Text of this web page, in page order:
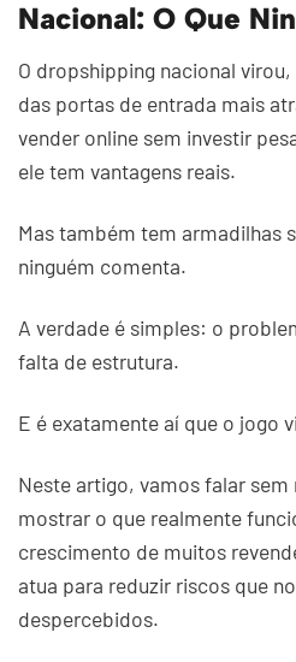
Nacional: O Que
O dropshipping nacional
das portas de entrada mais
vender online sem investir
ele tem vantagens reais.
Mas também tem armadilhas
ninguém comenta.
A verdade é simples: o
falta de estrutura.
E é exatamente aí que o jogo
Neste artigo, vamos falar
mostrar o que realmente
crescimento de muitos
atua para reduzir riscos que
despercebidos.